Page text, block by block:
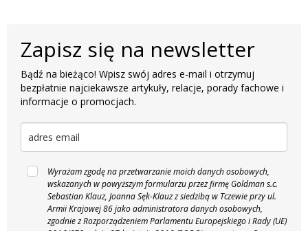
Zapisz się na newsletter
Bądź na bieżąco! Wpisz swój adres e-mail i otrzymuj
bezpłatnie najciekawsze artykuły, relacje, porady fachowe i
informacje o promocjach.
Wyrażam zgodę na przetwarzanie moich danych osobowych,
wskazanych w powyższym formularzu przez firmę Goldman s.c.
Sebastian Klauz, Joanna Sęk-Klauz z siedzibą w Tczewie przy ul.
Armii Krajowej 86 jako administratora danych osobowych,
zgodnie z Rozporządzeniem Parlamentu Europejskiego i Rady (UE)